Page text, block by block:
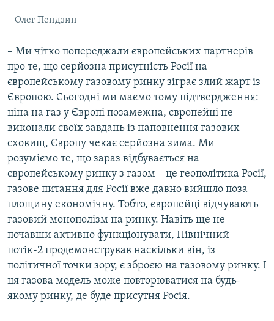
Олег Пендзин
– Ми чітко попереджали європейських партнерів
про те, що серйозна присутність Росії на
європейському газовому ринку зіграє злий жарт із
Європою. Сьогодні ми маємо тому підтвердження:
ціна на газ у Європі позамежна, європейці не
виконали своїх завдань із наповнення газових
сховищ, Європу чекає серйозна зима. Ми
розуміємо те, що зараз відбувається на
європейському ринку з газом ‒ це геополітика Росії,
газове питання для Росії вже давно вийшло поза
площину економічну. Тобто, європейці відчувають
газовий монополізм на ринку. Навіть ще не
почавши активно функціонувати, Північний
потік-2 продемонстрував наскільки він, із
політичної точки зору, є зброєю на газовому ринку. І
ця газова модель може повторюватися на будь-
якому ринку, де буде присутня Росія.